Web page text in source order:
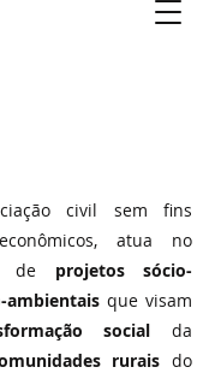
civil sem fins
atua no
de projetos sócio-
que visam
socialda
rurais do